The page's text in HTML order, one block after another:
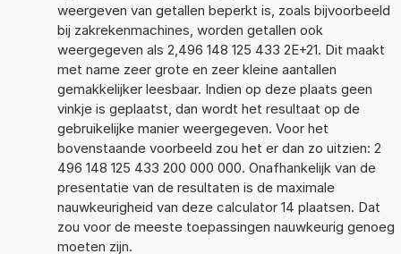
weergeven van getallen beperkt is, zoals bijvoorbeeld
bij zakrekenmachines, worden getallen ook
weergegeven als 2,496 148 125 433 2E+21. Dit maakt
met name zeer grote en zeer kleine aantallen
gemakkelijker leesbaar. Indien op deze plaats geen
vinkje is geplaatst, dan wordt het resultaat op de
gebruikelijke manier weergegeven. Voor het
bovenstaande voorbeeld zou het er dan zo uitzien: 2
496 148 125 433 200 000 000. Onafhankelijk van de
presentatie van de resultaten is de maximale
nauwkeurigheid van deze calculator 14 plaatsen. Dat
zou voor de meeste toepassingen nauwkeurig genoeg
moeten zijn.